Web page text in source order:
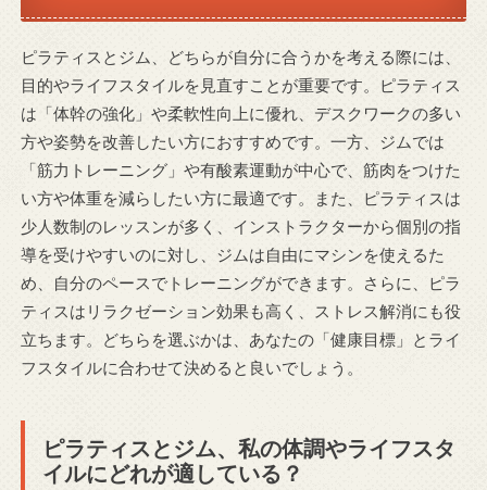
ピラティスとジム、どちらが自分に合うかを考える際には、
目的やライフスタイルを見直すことが重要です。ピラティス
は「体幹の強化」や柔軟性向上に優れ、デスクワークの多い
方や姿勢を改善したい方におすすめです。一方、ジムでは
「筋力トレーニング」や有酸素運動が中心で、筋肉をつけた
い方や体重を減らしたい方に最適です。また、ピラティスは
少人数制のレッスンが多く、インストラクターから個別の指
導を受けやすいのに対し、ジムは自由にマシンを使えるた
め、自分のペースでトレーニングができます。さらに、ピラ
ティスはリラクゼーション効果も高く、ストレス解消にも役
立ちます。どちらを選ぶかは、あなたの「健康目標」とライ
フスタイルに合わせて決めると良いでしょう。
ピラティスとジム、私の体調やライフスタ
イルにどれが適している？